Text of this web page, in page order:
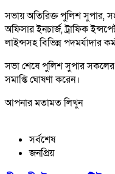
সভায় অতিরিক্ত পুলিশ সুপার,
অফিসার ইনচার্জ, ট্রাফিক
লাইন্সসহ বিভিন্ন পদমর্যাদার
সভা শেষে পুলিশ সুপার সকলের
সমাপ্তি ঘোষণা করেন।
আপনার মতামত লিখুন
সর্বশেষ
জনপ্রিয়